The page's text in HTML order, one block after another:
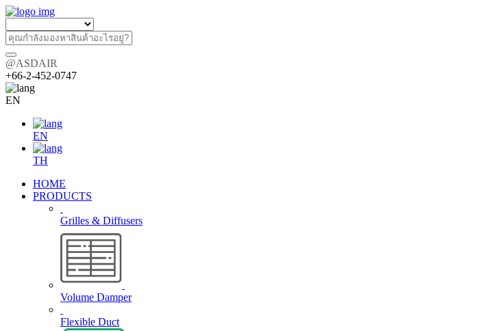
@ASDAIR
+66-2-452-0747
EN
EN
TH
HOME
PRODUCTS
Grilles & Diffusers
Volume Damper
Flexible Duct